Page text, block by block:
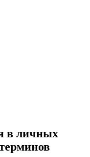
в личных